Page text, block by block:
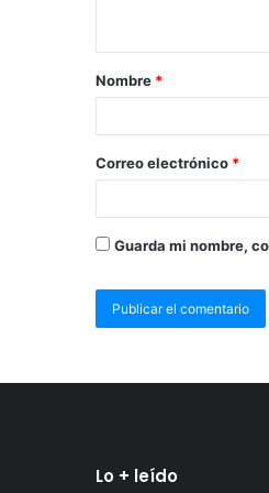
Nombre *
Correo electrónico *
Guarda mi nombre,
Lo + leído